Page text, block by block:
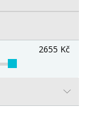
2655 Kč